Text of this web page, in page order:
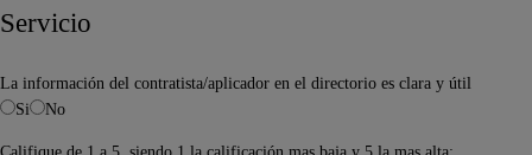
Servicio
La información del contratista/aplicador en el directorio es clara y útil
Si
No